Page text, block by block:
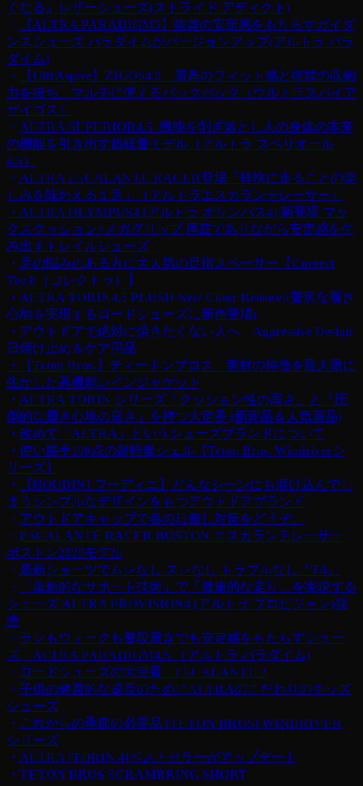
くなる』
レザーシューズ(ストライド アディクト)
・
【ALTRA PARADIGM5】抜群の安定感をもたらすガイダ
ンスシューズ パラダイムがバージョンアップ(アルトラ パラ
ダイム)
・
【UltrAspire】ZIGOS4.0 最高のフィット感と抜群の収納
力を持ち、マルチに使えるバックパック（ウルトラスパイア
ザイゴス）
・ ALTRA SUPERIOR4.5 機能を削ぎ落とし人の身体の本来
の機能を引き出す超軽量モデル（アルトラ スペリオール
4.5）
・ ALTRA ESCALANTE RACER登場「軽快に走ることの楽
しみを味わえる１足」（アルトラエスカランテレーサー）
・ALTRA OLYMPUS4 (アルトラ オリンパス4) 新登場 マッ
クスクッション×メガグリップ 厚底でありながら安定感を生
み出すトレイルシューズ
・ 足の悩みのある方に大人気の足指スペーサー【Correct
Toe®︎（コレクトゥ）】
・ ALTRA TORIN4.5 PLUSH New Color Release!(贅沢な履き
心地を実現するロードシューズに新色登場)
・ アウトドアで絶対に焼きたくない人へ Aggressive Design
日焼け止め＆ケア用品
・【Teton Bros.】ティートンブロス 素材の特徴を最大限に
生かした高機能レインジャケット
・ ALTRA TORIN シリーズ「クッション性の高さ」と「圧
倒的な履き心地の良さ」を持つ大定番 (新商品＆人気商品)
・ 改めて「ALTRA」というシューズブランドについて
・ 使い勝手100点の超軽量シェル【Teton Bros. Windriverシ
リーズ】
・
【HOUDINI フーディニ】どんなシーンにも溶け込んでし
まうシンプルなデザインをもつアウトドアブランド
・ アウトドアキャップで春の日差し対策をどうぞ。
・ ESCALANTE RACER BOSTON エスカランテレーサー
ボストン2020モデル
・ 最新ショーツでムレなし スレなし トラブルなし「T8」
・
「革新的なサポート技術」で「健康的な走り」を実現する
シューズ ALTRA PROVISION4 (アルトラ プロビジョン)発
売
・ ランもウォークも普段履きでも安定感をもたらすシュー
ズ ALTRA PARADIGM4.5 （アルトラ パラダイム)
・ ロードシューズの大定番 ESCALANTE 2
・ 子供の健康的な成長のためにALTRAのこだわりのキッズ
シューズ
・ これからの季節の必需品 [TETON BROS] WINDRIVER
シリーズ
・ ALTRA [TORIN 4]ベストセラーがアップデート
・ TETON BROS SCRAMBRING SHORT